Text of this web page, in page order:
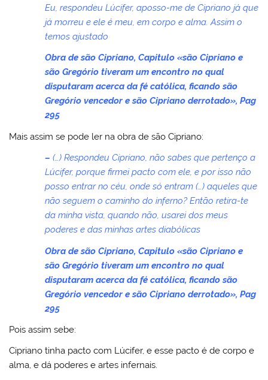
Eu, respondeu Lúcifer, aposso-me de Cipriano já que
já morreu e ele é meu, em corpo e alma. Assim o
temos ajustado
Obra de são Cipriano, Capitulo «são Cipriano e
são Gregório tiveram um encontro no qual
disputaram acerca da fé católica, ficando são
Gregório vencedor e são Cipriano derrotado», Pag
295
Mais assim se pode ler na obra de são Cipriano:
–(…) Respondeu Cipriano, não sabes que pertenço a
Lúcifer, porque firmei pacto com ele, e por isso não
posso entrar no céu, onde só entram (…) aqueles que
não seguem o caminho do inferno? Então retira-te
da minha vista, quando não, usarei dos meus
poderes e das minhas artes diabólicas
Obra de são Cipriano, Capitulo «são Cipriano e
são Gregório tiveram um encontro no qual
disputaram acerca da fé católica, ficando são
Gregório vencedor e são Cipriano derrotado», Pag
295
Pois assim sebe:
Cipriano tinha pacto com Lúcifer, e esse pacto é de corpo e
alma, e dá poderes e artes infernais.